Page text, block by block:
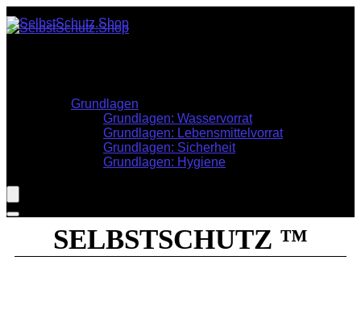
Grundlagen
Grundlagen: Wasservorrat
Grundlagen: Lebensmittelvorrat
Grundlagen: Sicherheit
Grundlagen: Hygiene
SELBSTSCHUTZ ™